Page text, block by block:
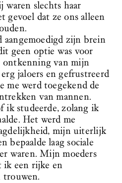
waren slechts haar
gevoel dat ze ons alleen
zijn brein
geen optie was voor
ontkenning van mijn
jaloers en gefrustreerd
me werd toegekend de
van mannen.
ik studeerde, zolang ik
Het werd me
mijn uiterlijk
bepaalde laag sociale
waren. Mijn moeders
ik een rijke en
trouwen.